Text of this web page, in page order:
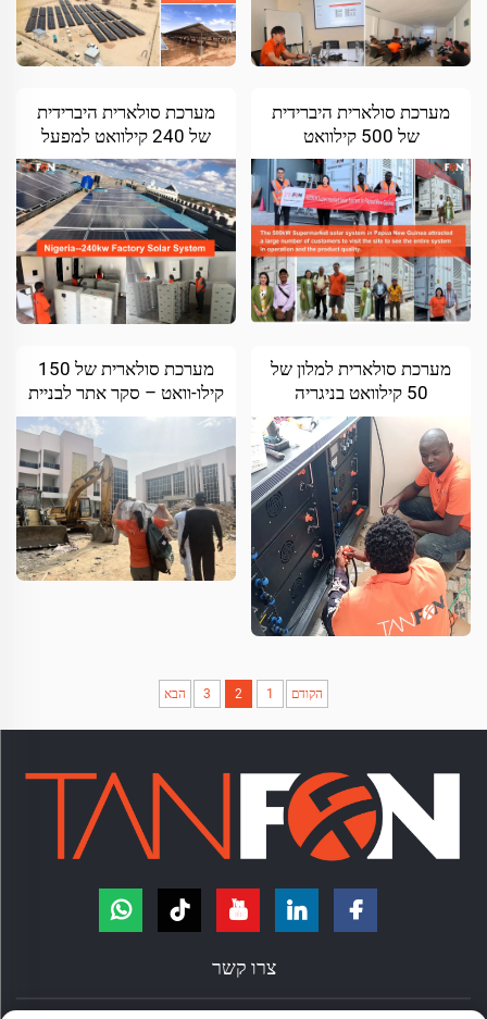
מערכת סולארית היברידית
של 500 קילוואט
לסופרמרקט בפפואה גינאה
החדשה
מערכת סולארית היברידית
של 240 קילוואט למפעל
תרופות במדינת אוסון, ניגריה
מערכת סולארית למלון של
50 קילוואט בניגריה
מערכת סולארית של 150
קילו-וואט – סקר אתר לבניית
מלון באובריאי, ניגריה
הקודם 1
2
3 הבא
צרו קשר